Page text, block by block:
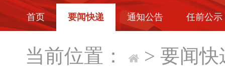
首页 要闻快递 通知公告 任前公示
当前位置： > 要闻快